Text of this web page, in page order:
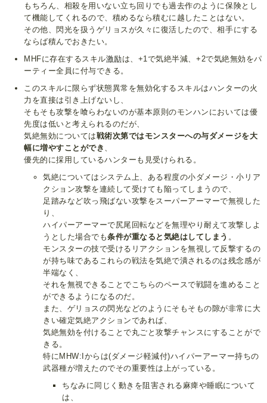
もちろん、相殺を用いない立ち回りでも過去作のように保険とし
て機能してくれるので、積めるなら積むに越したことはない。
その他、閃光を扱うゲリョスが久々に復活したので、相手にする
ならば積んでおきたい。
MHFに存在するスキル激励は、+1で気絶半減、+2で気絶無効をパ
ーティー全員に付与できる。
このスキルに限らず状態異常を無効化するスキルはハンターの火
力を直接は引き上げないし、
そもそも攻撃を喰らわないのが基本原則のモンハンにおいては優
先度は低いと考えられるのだが、
気絶無効については戦術次第ではモンスターへの与ダメージを大
幅に増やすことができ 、
優先的に採用しているハンターも見受けられる。
気絶についてはシステム上、ある程度の小ダメージ・小リア
クション攻撃を連続して受けても陥ってしまうので、
足踏みなど吹っ飛ばない攻撃をスーパーアーマーで無視した
り、
ハイパーアーマーで尻尾回転などを無理やり耐えて攻撃しよ
うとした場合でも条件が重なると気絶はしてしまう 。
モンスターの技で受けるリアクションを無視して反撃するの
が持ち味であるこれらの戦法を気絶で潰されるのは残念感が
半端なく、
それを無視できることでこちらのペースで戦闘を進めること
ができるようになるのだ。
また、ゲリョスの閃光などのようにそもそもの隙が非常に大
きい確定気絶アクションであれば、
気絶無効を付けることで丸ごと攻撃チャンスにすることがで
きる。
特にMHW:Iからは(ダメージ軽減付)ハイパーアーマー持ちの
武器種が増えたのでその重要性は上がっている。
ちなみに同じく動きを阻害される麻痺や睡眠について
は、